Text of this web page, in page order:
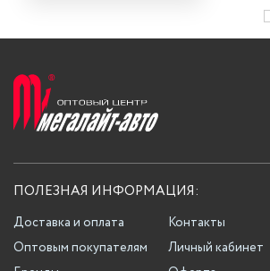
ПОЛЕЗНАЯ ИНФОРМАЦИЯ:
Доставка и оплата
Оптовым покупателям
Контакты
Личный кабинет